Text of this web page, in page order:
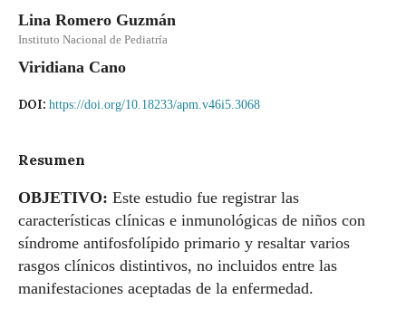
Lina Romero Guzmán
Instituto Nacional de Pediatría
Viridiana Cano
DOI: https://doi.org/10.18233/apm.v46i5.3068
Resumen
OBJETIVO: Este estudio fue registrar las
características clínicas e inmunológicas de niños con
síndrome antifosfolípido primario y resaltar varios
rasgos clínicos distintivos, no incluidos entre las
manifestaciones aceptadas de la enfermedad.